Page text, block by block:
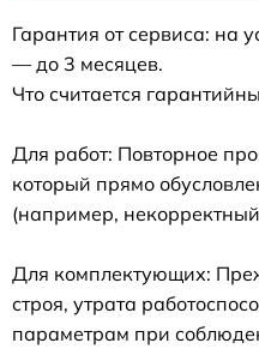
Гарантия от сервиса: на
— до 3 месяцев.
Что считается
Для работ: Повторное
который прямо
(например,
Для комплектующих:
строя, утрата
параметрам при